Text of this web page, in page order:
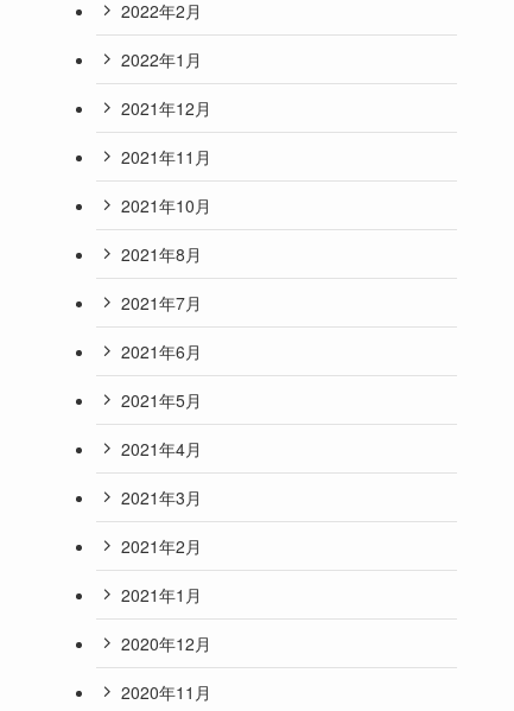
2022年2月
2022年1月
2021年12月
2021年11月
2021年10月
2021年8月
2021年7月
2021年6月
2021年5月
2021年4月
2021年3月
2021年2月
2021年1月
2020年12月
2020年11月